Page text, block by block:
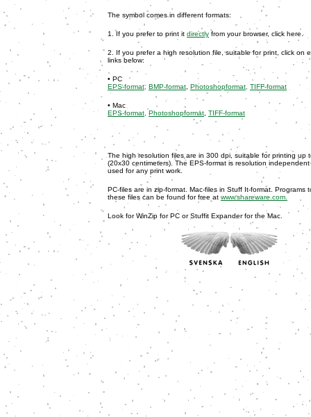
The symbol comes in different formats:
1. If you prefer to print it directly from your browser, click here.
2. If you prefer a high resolution file, suitable for print, click on
links below:
• PC
EPS-format, BMP-format Photoshopformat, TIFF-format
• Mac
EPS-format, Photoshopformat TIFF-format
The high resolution files are in 300 dpi, suitable for printing up
(20x30 centimeters). The EPS-format is resolution
used for any print work.
PC-files are in zip-format. Mac-files in Stuff It-format. Programs
these files can be found for free at www.shareware.com.
Look for WinZip for PC or Stuffit Expander for the Mac.